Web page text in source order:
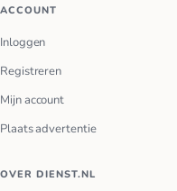
ACCOUNT
Inloggen
Registreren
Mijn account
Plaats advertentie
OVER DIENST.NL